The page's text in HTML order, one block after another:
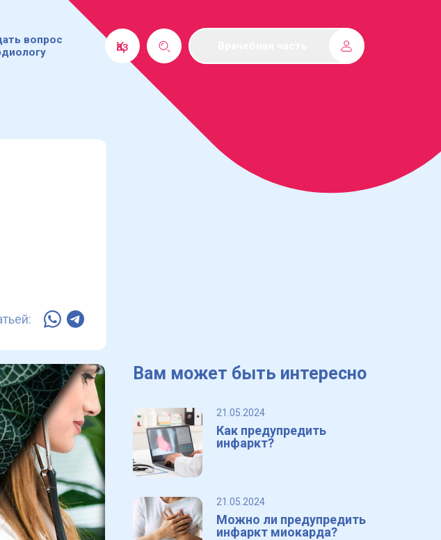
вопрос
Қаз
Вам может быть интересно
21.05.2024
Как предупредить
инфаркт?
21.05.2024
Можно ли предупредить
инфаркт миокарда?